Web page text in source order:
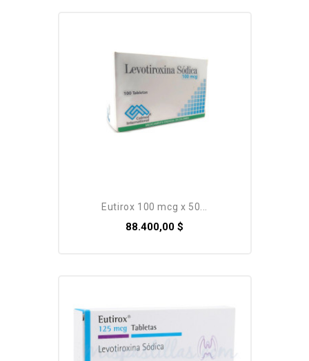
eutirox 100 mcg x 50...
88.400,00 $